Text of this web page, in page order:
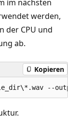
im nächsten
werden,
der CPU und
ab.
Kopieren